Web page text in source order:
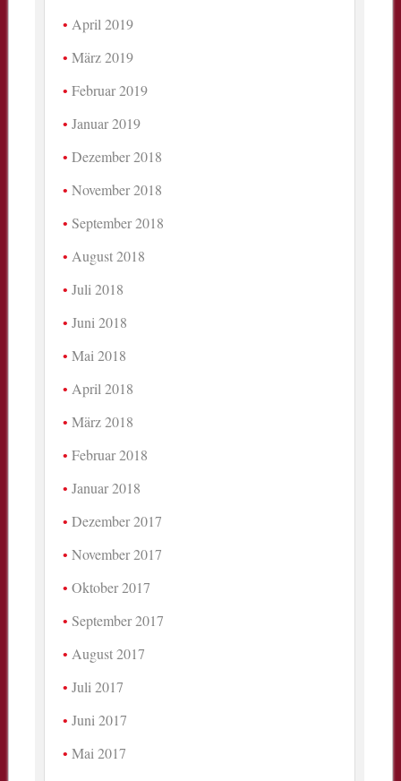
April 2019
März 2019
Februar 2019
Januar 2019
Dezember 2018
November 2018
September 2018
August 2018
Juli 2018
Juni 2018
Mai 2018
April 2018
März 2018
Februar 2018
Januar 2018
Dezember 2017
November 2017
Oktober 2017
September 2017
August 2017
Juli 2017
Juni 2017
Mai 2017